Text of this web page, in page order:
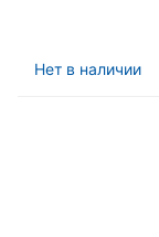
Нет в наличии